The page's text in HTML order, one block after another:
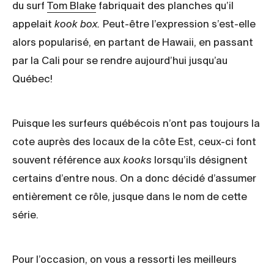
du surf Tom Blake fabriquait des planches qu’il
appelait kook box. Peut-être l’expression s’est-elle
alors popularisé, en partant de Hawaii, en passant
par la Cali pour se rendre aujourd’hui jusqu’au
Québec!
Puisque les surfeurs québécois n’ont pas toujours la
cote auprès des locaux de la côte Est, ceux-ci font
souvent référence aux kooks lorsqu’ils désignent
certains d’entre nous. On a donc décidé d’assumer
entièrement ce rôle, jusque dans le nom de cette
série.
Pour l’occasion, on vous a ressorti les meilleurs